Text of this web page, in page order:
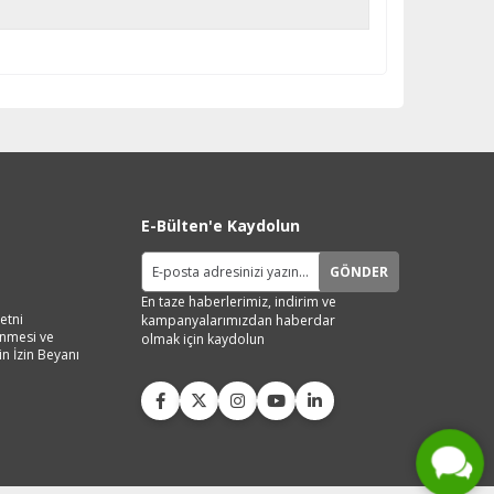
ve
İzin Beyanı
E-Bülten'e Kaydolun
GÖNDER
En taze haberlerimiz, indirim ve
kampanyalarımızdan haberdar
olmak için kaydolun